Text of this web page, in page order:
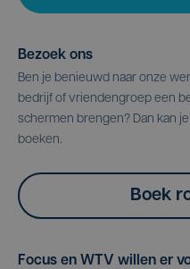
Bezoek ons
Ben je benieuwd naar onze
bedrijf of vriendengroep een
schermen brengen? Dan kan
boeken.
Boek
Focus en WTV willen er